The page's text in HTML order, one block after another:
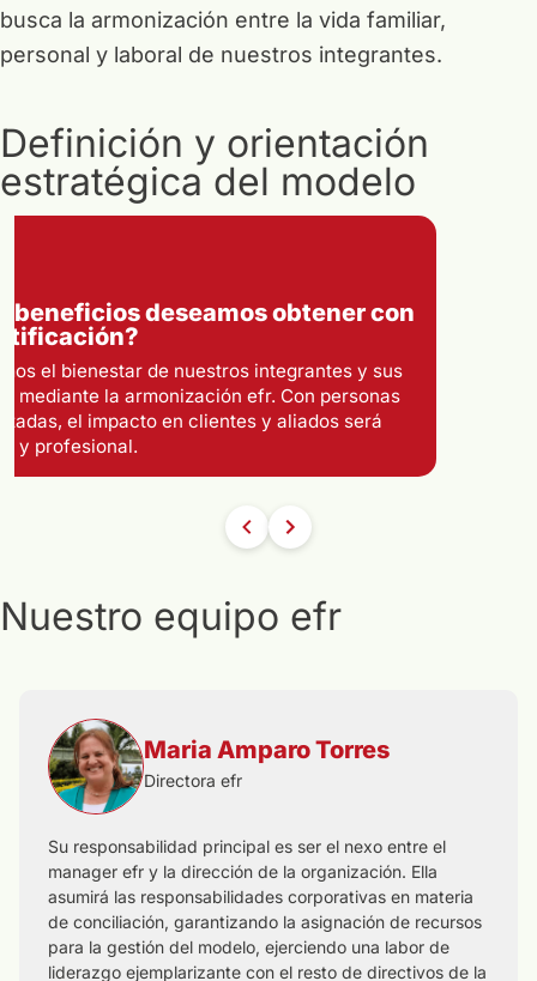
busca la armonización entre la vida familiar,
personal y laboral de nuestros integrantes.
Definición y orientación
estratégica del modelo
¿Por qué somos efr?
Nos unimos al modelo de gestión de personas que
busca la motivación y el respeto desde las empresas,
armonizando vida laboral, personal y familiar.
Nuestro equipo efr
Maria Amparo Torres
Directora efr
Su responsabilidad principal es ser el nexo entre el
manager efr y la dirección de la organización. Ella
asumirá las responsabilidades corporativas en materia
de conciliación, garantizando la asignación de recursos
para la gestión del modelo, ejerciendo una labor de
liderazgo ejemplarizante con el resto de directivos de la